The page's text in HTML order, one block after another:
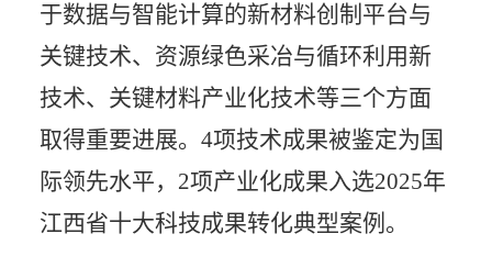
于数据与智能计算的新材料创制平台与
关键技术、资源绿色采冶与循环利用新
技术、关键材料产业化技术等三个方面
取得重要进展。4项技术成果被鉴定为国
际领先水平，2项产业化成果入选2025年
江西省十大科技成果转化典型案例。